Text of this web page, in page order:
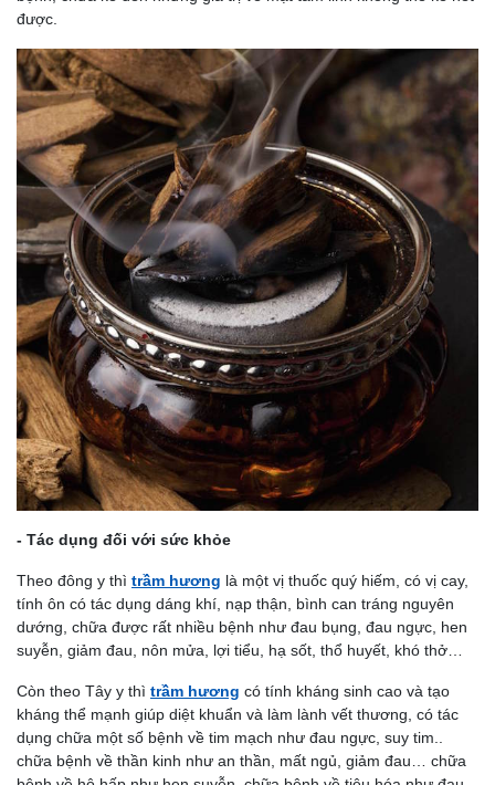
được.
- Tác dụng đối với sức khỏe
Theo đông y thì trầm hương là một vị thuốc quý hiếm, có vị cay,
tính ôn có tác dụng dáng khí, nạp thận, bình can tráng nguyên
dướng, chữa được rất nhiều bệnh như đau bụng, đau ngực, hen
suyễn, giảm đau, nôn mửa, lợi tiểu, hạ sốt, thổ huyết, khó thở…
Còn theo Tây y thì trầm hương có tính kháng sinh cao và tạo
kháng thể mạnh giúp diệt khuẩn và làm lành vết thương, có tác
dụng chữa một số bệnh về tim mạch như đau ngực, suy tim..
chữa bệnh về thần kinh như an thần, mất ngủ, giảm đau… chữa